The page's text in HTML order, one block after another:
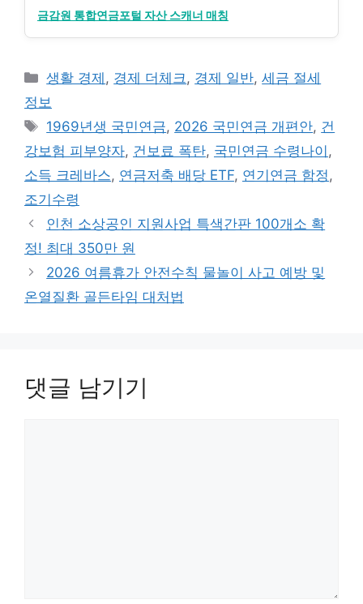
금감원 통합연금포털 자산 스캐너 매칭
카
테
리
생활 경제 , 경제 더체크 , 경제 일반,세금 절세
정보
태
그
1969년생 국민연금, 2026 국민연금 개편안, 건
강보험 피부양자, 건보료 폭탄, 국민연금 수령나이 ,
소득 크레바스, 연금저축 배당 ETF, 연기연금 함정 ,
조기수령
인천 소상공인 지원사업 특색간판 100개소 확
정! 최대 350만 원
2026 여름휴가 안전수칙 물놀이 사고 예방 및
온열질환 골든타임 대처법
댓글 남기기